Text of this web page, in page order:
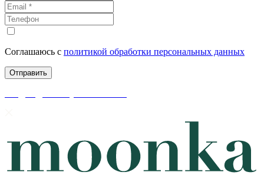
Соглашаюсь с политикой обработки персональных данных